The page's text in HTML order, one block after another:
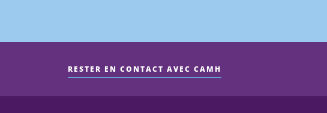
RESTER EN CONTACT AVEC CAMH